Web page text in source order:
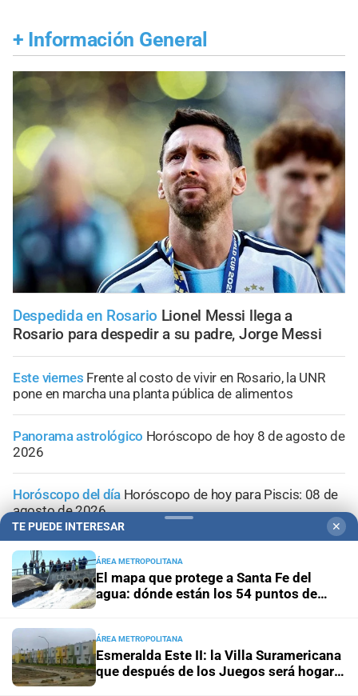
+ Información General
Despedida en Rosario Lionel Messi llega a
Rosario para despedir a su padre, Jorge Messi
Este viernes Frente al costo de vivir en Rosario, la UNR
pone en marcha una planta pública de alimentos
Panorama astrológico Horóscopo de hoy 8 de agosto de
2026
Horóscopo del día Horóscopo de hoy para Piscis: 08 de
agosto de 2026
Horóscopo del día
de agosto de 2026
TE PUEDE INTERESAR ✕
ÁREA METROPOLITANA
El mapa que protege a Santa Fe del
agua: dónde están los 54 puntos de
ÁREA METROPOLITANA
Esmeralda Este II: la Villa Suramericana
que después de los Juegos será hogar